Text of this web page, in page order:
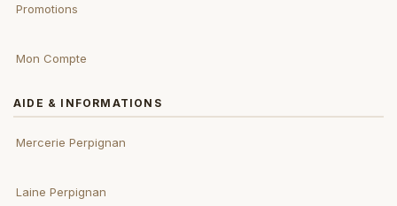
Promotions
Mon Compte
AIDE & INFORMATIONS
Mercerie Perpignan
Laine Perpignan